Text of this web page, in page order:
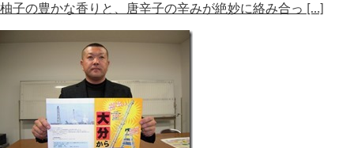
柚子の豊かな香りと、唐辛子の辛みが絶妙に絡み合っ […]